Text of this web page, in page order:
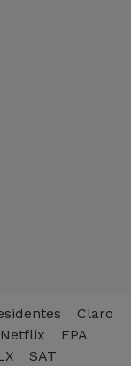
Claro
Netflix
EPA
SAT